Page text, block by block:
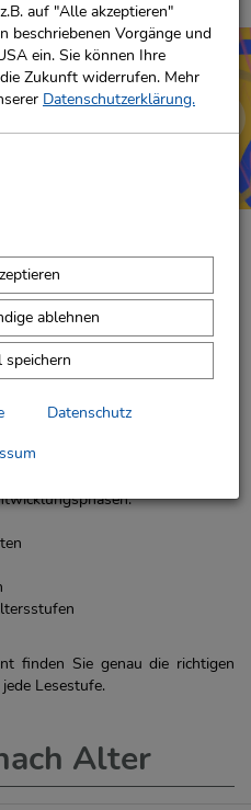
auf "Alle akzeptieren"
beschriebenen Vorgänge und
ein. Sie können Ihre
Zukunft widerrufen. Mehr
Datenschutzerklärung.
ablehnen
Datenschutz
für
oder Vorlesebuch bis hin zu
finden Sie genau die richtigen
Lesestufe.
Alter